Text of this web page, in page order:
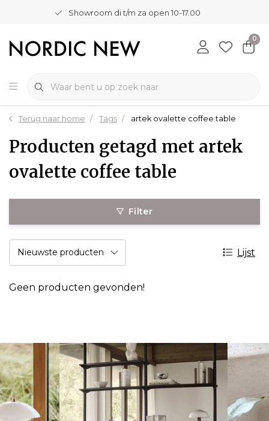
Showroom di t/m za open 10-17.00
0
Terug naar home Tags artek ovalette coffee table
Producten getagd met artek
ovalette coffee table
Filter
Lijst
Geen producten gevonden!